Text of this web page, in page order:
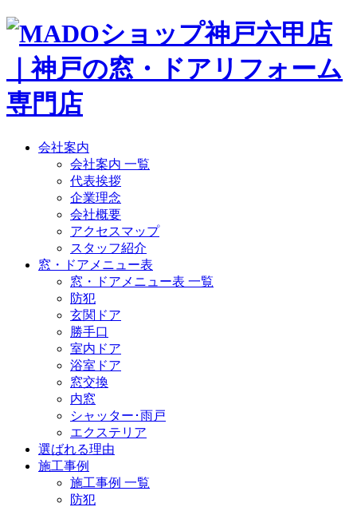
会社案内
会社案内 一覧
代表挨拶
企業理念
会社概要
アクセスマップ
スタッフ紹介
窓・ドアメニュー表
窓・ドアメニュー表 一覧
防犯
玄関ドア
勝手口
室内ドア
浴室ドア
窓交換
内窓
シャッター･雨戸
エクステリア
選ばれる理由
施工事例
施工事例 一覧
防犯